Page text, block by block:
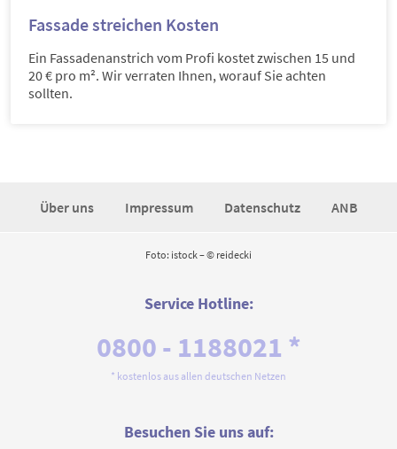
Fassade streichen Kosten
Ein Fassadenanstrich vom Profi kostet zwischen 15 und
20 € pro m². Wir verraten Ihnen, worauf Sie achten
sollten.
Über uns Impressum Datenschutz ANB
Foto: istock – © reidecki
Service Hotline:
0800 - 1188021 *
* kostenlos aus allen deutschen Netzen
Besuchen Sie uns auf: